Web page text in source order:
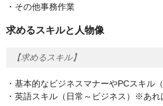
・その他事務作業
求めるスキルと人物像
【求めるスキル】
・基本的なビジネスマナーやPCスキル
・英語スキル（日常～ビジネス）※あれ